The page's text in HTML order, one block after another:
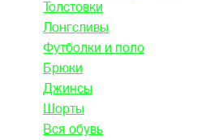
Толстовки
Лонгсливы
Футболки и поло
Брюки
Джинсы
Шорты
Вся обувь